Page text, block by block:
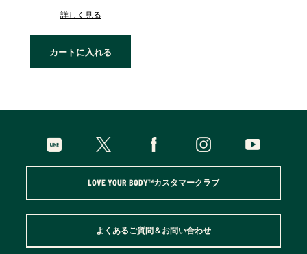
詳しく見る
カートに入れる
LOVE YOUR BODY™カスタマークラブ
よくあるご質問＆お問い合わせ